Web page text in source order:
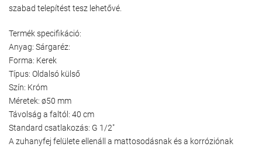
szabad telepítést tesz lehetővé.
Termék specifikáció:
Anyag: Sárgaréz:
Forma: Kerek
Típus: Oldalsó külső
Szín: Króm
Méretek: ø50 mm
Távolság a faltól: 40 cm
Standard csatlakozás: G 1/2"
A zuhanyfej felülete ellenáll a mattosodásnak és a korróziónak